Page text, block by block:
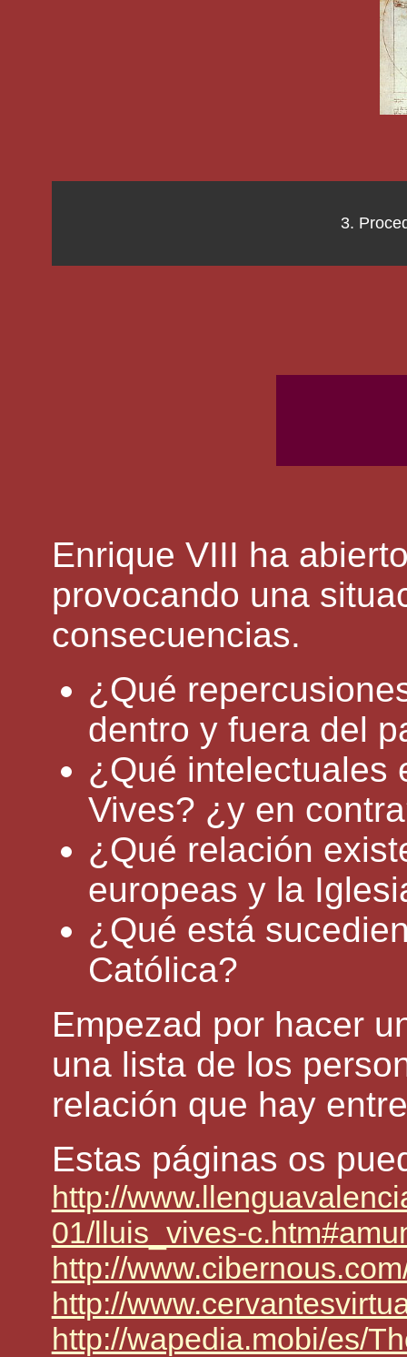
3.
Enrique VIII ha
provocando una
consecuencias.
¿Qué
dentro y fuera del
¿Qué intelectuales
Vives? ¿y en
¿Qué relación
europeas y la
¿Qué está
Católica?
Empezad por hacer
una lista de los
relación que hay
Estas páginas os
http://
01/lluis_vives-
http://
http://
http://wapedia.mobi/es/